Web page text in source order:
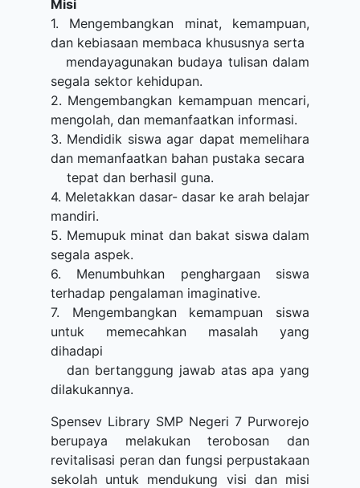
Misi
1. Mengembangkan minat, kemampuan,
dan kebiasaan membaca khususnya serta
mendayagunakan budaya tulisan dalam
segala sektor kehidupan.
2. Mengembangkan kemampuan mencari,
mengolah, dan memanfaatkan informasi.
3. Mendidik siswa agar dapat memelihara
dan memanfaatkan bahan pustaka secara
tepat dan berhasil guna.
4. Meletakkan dasar- dasar ke arah belajar
mandiri.
5. Memupuk minat dan bakat siswa dalam
segala aspek.
6. Menumbuhkan penghargaan siswa
terhadap pengalaman imaginative.
7. Mengembangkan kemampuan siswa
untuk memecahkan masalah yang
dihadapi
dan bertanggung jawab atas apa yang
dilakukannya.
Spensev Library SMP Negeri 7 Purworejo
berupaya melakukan terobosan dan
revitalisasi peran dan fungsi perpustakaan
sekolah untuk mendukung visi dan misi